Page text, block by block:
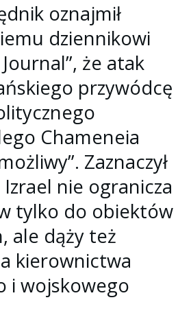
oznajmił
dziennikowi
że atak
przywódcę
Chameneia
Zaznaczył
nie ogranicza
tylko do obiektów
ale dąży też
kierownictwa
i wojskowego